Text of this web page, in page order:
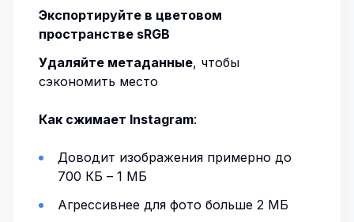
Экспортируйте в цветовом
пространстве sRGB
Удаляйте метаданные, чтобы
сэкономить место
Как сжимает Instagram:
Доводит изображения примерно до
700 КБ – 1 МБ
Агрессивнее для фото больше 2 МБ